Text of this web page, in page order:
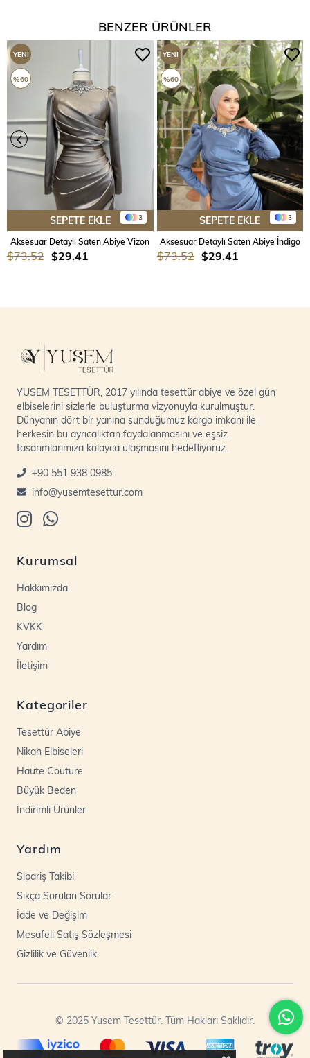
BENZER ÜRÜNLER
3
SEPETE EKLE
Aksesuar Detaylı Saten Abiye Vizon
$29.41
$73.52
YENI
ÜRÜN
%60
3
SEPETE EKLE
Aksesuar Detaylı Saten Abiye İndigo
$29.41
$73.52
YENI
ÜRÜN
%60
YUSEM TESETTÜR, 2017 yılında tesettür abiye ve özel gün
elbiselerini sizlerle buluşturma vizyonuyla kurulmuştur.
Dünyanın dört bir yanına sunduğumuz kargo imkanı ile
herkesin bu ayrıcalıktan faydalanmasını ve eşsiz
tasarımlarımıza kolayca ulaşmasını hedefliyoruz.
+90 551 938 0985
info@yusemtesettur.com
Kurumsal
Hakkımızda
Blog
KVKK
Yardım
İletişim
Kategoriler
Tesettür Abiye
Nikah Elbiseleri
Haute Couture
Büyük Beden
İndirimli Ürünler
Yardım
Sipariş Takibi
Sıkça Sorulan Sorular
İade ve Değişim
Mesafeli Satış Sözleşmesi
Gizlilik ve Güvenlik
© 2025 Yusem Tesettür. Tüm Hakları Saklıdır.